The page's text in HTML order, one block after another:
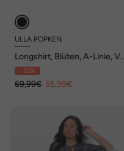
ULLA POPKEN
Longshirt, Blüten, A-Linie, V-
Ausschnitt, 3/4-Arm
- 20%
69,99€ 55,99€